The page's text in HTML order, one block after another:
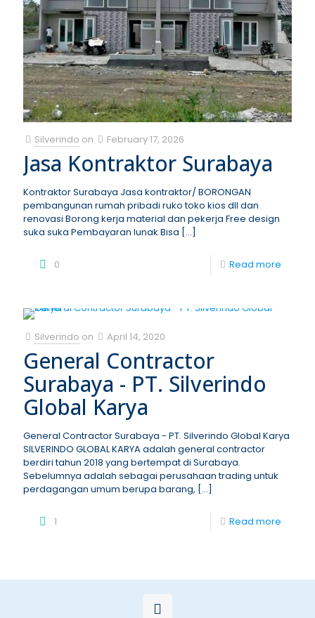
Silverindo on February 17, 2026
Jasa Kontraktor Surabaya
Kontraktor Surabaya Jasa kontraktor/ BORONGAN
pembangunan rumah pribadi ruko toko kios dll dan
renovasi Borong kerja material dan pekerja Free design
suka suka Pembayaran lunak Bisa […]
0 Read more
Silverindo on April 14, 2020
General Contractor
Surabaya - PT. Silverindo
Global Karya
General Contractor Surabaya - PT. Silverindo Global Karya
SILVERINDO GLOBAL KARYA adalah general contractor
berdiri tahun 2018 yang bertempat di Surabaya.
Sebelumnya adalah sebagai perusahaan trading untuk
perdagangan umum berupa barang, […]
1 Read more